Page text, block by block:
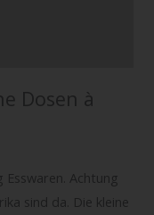
Dosen à
Esswaren. Achtung
sind da. Die kleine